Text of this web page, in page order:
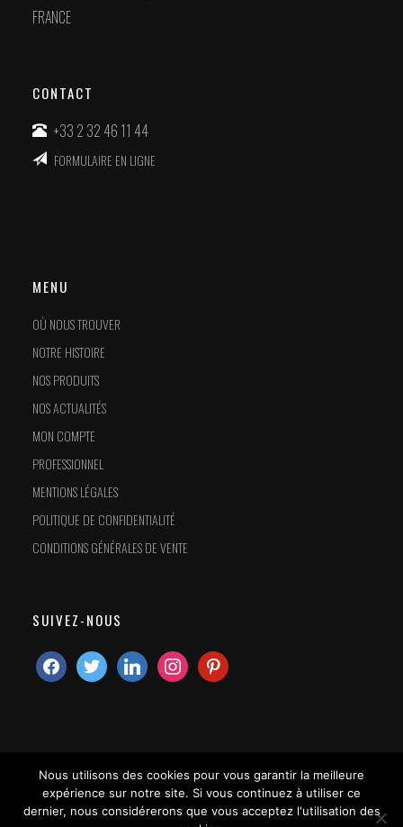
FRANCE
CONTACT
+33 2 32 46 11 44
FORMULAIRE EN LIGNE
MENU
OÙ NOUS TROUVER
NOTRE HISTOIRE
NOS PRODUITS
NOS ACTUALITÉS
MON COMPTE
PROFESSIONNEL
MENTIONS LÉGALES
POLITIQUE DE CONFIDENTIALITÉ
CONDITIONS GÉNÉRALES DE VENTE
SUIVEZ-NOUS
Nous utilisons des cookies pour vous garantir la meilleure
expérience sur notre site. Si vous continuez à utiliser ce
dernier, nous considérerons que vous acceptez l'utilisation des